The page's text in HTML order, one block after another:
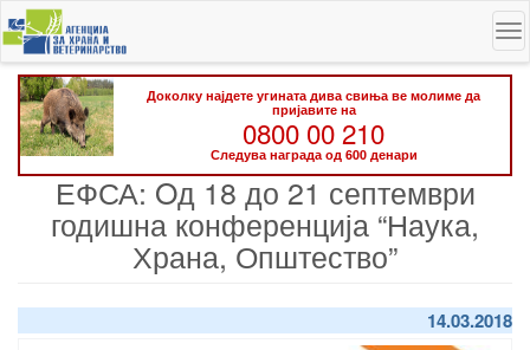
Skip
to
main
content
Доколку најдете угината дива свиња ве молиме да
пријавите на
0800 00 210
Следува награда од 600 денари
ЕФСА: Oд 18 до 21 септември
годишна конференција “Наука,
Храна, Општество”
14.03.2018